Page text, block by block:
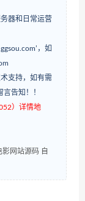
器和日常运营
，如
支持，如有需
告知！！
）详情地
网站源码 自